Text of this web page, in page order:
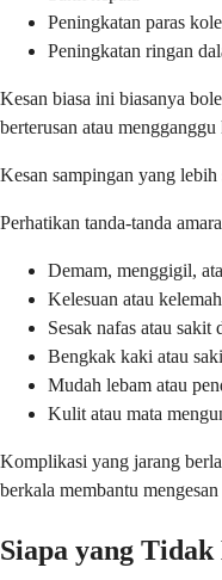
Peningkatan paras
Peningkatan ringan
Kesan biasa ini biasanya
berterusan atau
Kesan sampingan yang
Perhatikan tanda-tanda
Demam, menggigil,
Kelesuan atau
Sesak nafas atau sakit
Bengkak kaki atau
Mudah lebam atau
Kulit atau mata
Komplikasi yang jarang
berkala membantu
Siapa yang